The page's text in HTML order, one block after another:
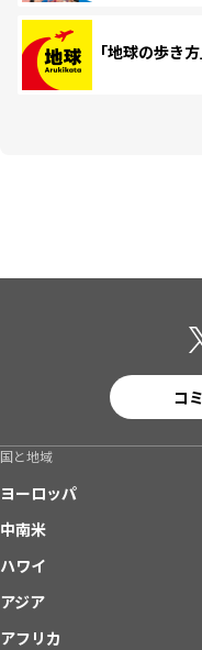
「地球の歩き
コ
国と地域
ヨーロッパ
中南米
ハワイ
アジア
アフリカ